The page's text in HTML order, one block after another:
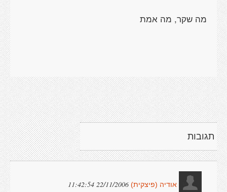
מה שקר, מה אמת
תגובות
אודיה (פיצקית) 22/11/2006 11:42:54